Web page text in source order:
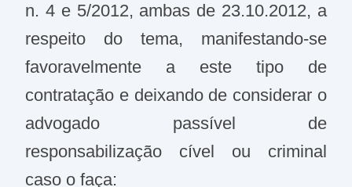
n. 4 e 5/2012, ambas de 23.10.2012, a
respeito do tema, manifestando-se
favoravelmente a este tipo de
contratação e deixando de considerar o
advogado passível de
responsabilização cível ou criminal
caso o faça: